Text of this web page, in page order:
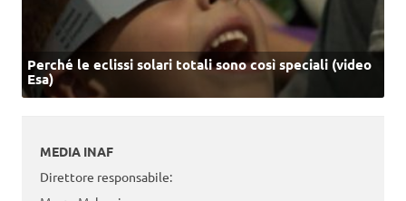
Perché le eclissi solari totali sono così speciali (video
Esa)
MEDIA INAF
Direttore responsabile: